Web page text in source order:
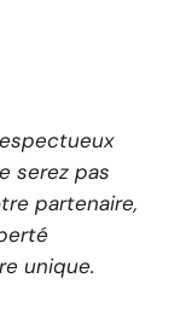
serez pas
partenaire,
unique.